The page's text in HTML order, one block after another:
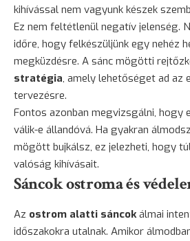
kihívással nem vagyunk készek
Ez nem feltétlenül negatív jelenség.
időre, hogy felkészüljünk egy nehéz
megküzdésre. A sánc mögötti
stratégia, amely lehetőséget ad az
tervezésre.
Fontos azonban megvizsgálni, hogy
válik-e állandóvá. Ha gyakran
mögött bujkálsz, ez jelezheti, hogy
valóság kihívásait.
Sáncok ostroma és
Az ostrom alatti sáncokálmai
időszakokra utalnak. Amikor